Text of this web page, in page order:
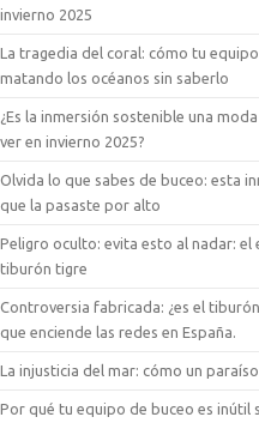
invierno 2025
La tragedia del coral: cómo tu
matando los océanos sin saberlo
¿Es la inmersión sostenible una
ver en invierno 2025?
Olvida lo que sabes de buceo: esta
que la pasaste por alto
Peligro oculto: evita esto al nadar:
tiburón tigre
Controversia fabricada: ¿es el
que enciende las redes en España.
La injusticia del mar: cómo un
Por qué tu equipo de buceo es inútil